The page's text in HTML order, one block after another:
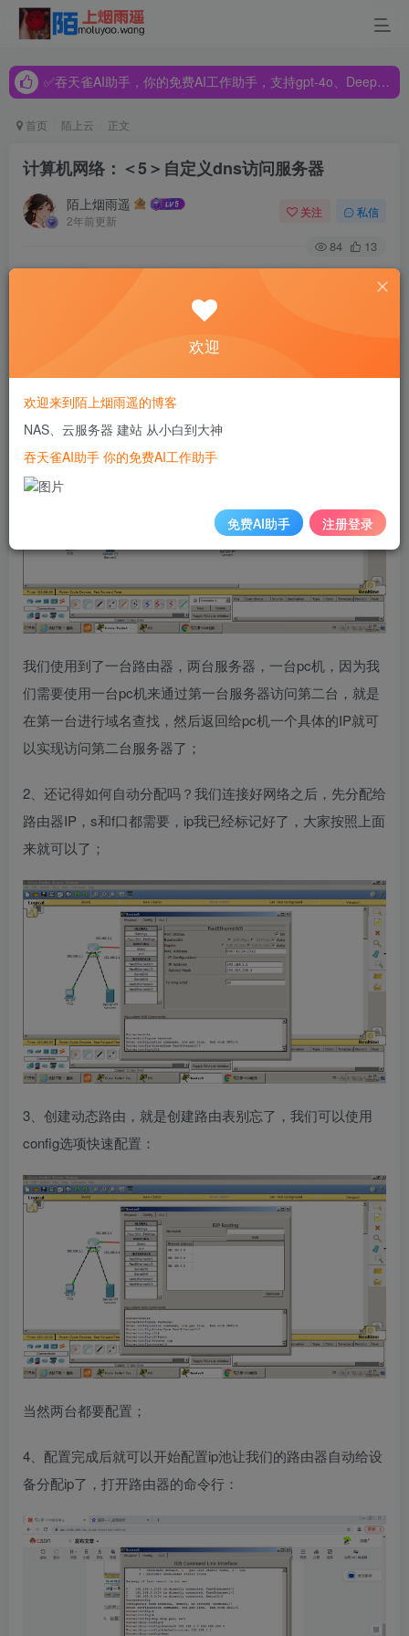
✅吞天雀AI助手，你的免费AI工作助手，支持gpt-4o、DeepSeek、Claude🔥🔥🔥🔥
✅吞天雀AI助手，你的免费AI工作助手，支持gpt-4o、DeepSeek、Claude🔥🔥🔥🔥
首页 陌上云 正文
计算机网络：＜5＞自定义dns访问服务器
陌上烟雨遥
2年前更新
关注 私信
84 13
当我们学会了如何自动分配IP之后，我们就可以试着模拟一
那么先让我们回顾一下上一期的内容：
1、连接一下下面的设备：
我们使用到了一台路由器，两台服务器，一台pc机，因为我
们需要使用一台pc机来通过第一台服务器访问第二台，就是
在第一台进行域名查找，然后返回给pc机一个具体的IP就可
以实现访问第二台服务器了；
2、还记得如何自动分配吗？我们连接好网络之后，先分配给
路由器IP，s和f口都需要，ip我已经标记好了，大家按照上面
来就可以了；
3、创建动态路由，就是创建路由表别忘了，我们可以使用
config选项快速配置：
当然两台都要配置；
4、配置完成后就可以开始配置ip池让我们的路由器自动给设
备分配ip了，打开路由器的命令行：
欢迎
欢迎来到陌上烟雨遥的博客
NAS、云服务器 建站 从小白到大神
吞天雀AI助手 你的免费AI工作助手
免费AI助手 注册登录